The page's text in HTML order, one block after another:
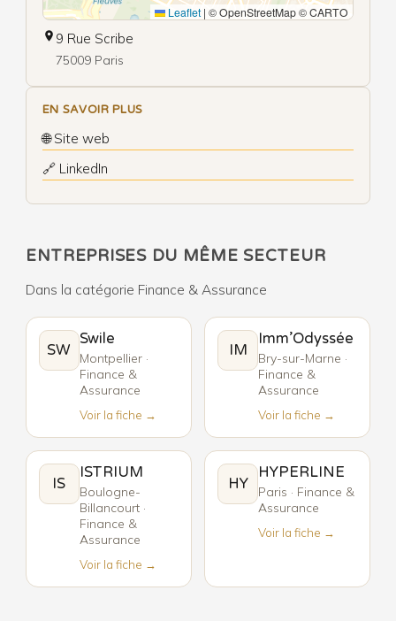
Leaflet | © OpenStreetMap © CARTO
9 Rue Scribe
75009 Paris
EN SAVOIR PLUS
🌐 Site web
🔗 LinkedIn
ENTREPRISES DU MÊME SECTEUR
Dans la catégorie Finance & Assurance
SW
Swile
Montpellier ·
Finance &
Assurance
Voir la fiche →
IM
Imm’Odyssée
Bry-sur-Marne ·
Finance &
Assurance
Voir la fiche →
IS
ISTRIUM
Boulogne-
Billancourt ·
Finance &
Assurance
Voir la fiche →
HY
HYPERLINE
Paris · Finance &
Assurance
Voir la fiche →